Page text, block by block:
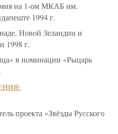
на 1-ом МКАБ им.
1994 г.
Новой Зеландии и
1998 г.
в номинации «Рыцарь
проекта «Звёзды Русского